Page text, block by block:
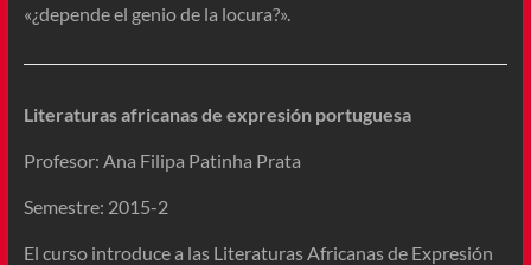
«¿depende el genio de la locura?».
Literaturas africanas de expresión portuguesa
Profesor: Ana Filipa Patinha Prata
Semestre: 2015-2
El curso introduce a las Literaturas Africanas de Expresión